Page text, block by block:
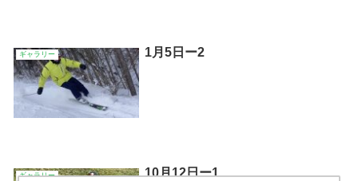
ギャラリー 1月5日ー2
ギャラリー 10月12日ー1